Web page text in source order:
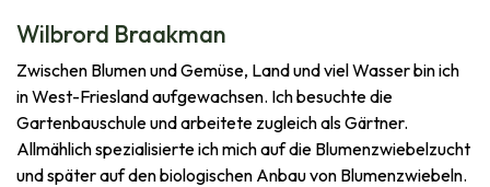
Wilbrord Braakman
Zwischen Blumen und Gemüse, Land und viel Wasser bin ich
in West-Friesland aufgewachsen. Ich besuchte die
Gartenbauschule und arbeitete zugleich als Gärtner.
Allmählich spezialisierte ich mich auf die Blumenzwiebelzucht
und später auf den biologischen Anbau von Blumenzwiebeln.